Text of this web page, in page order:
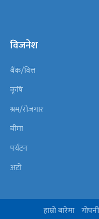
विजनेश
बैंक/वित्त
कृषि
श्रम/रोजगार
बीमा
पर्यटन
अटो
हाम्रो बारेमा